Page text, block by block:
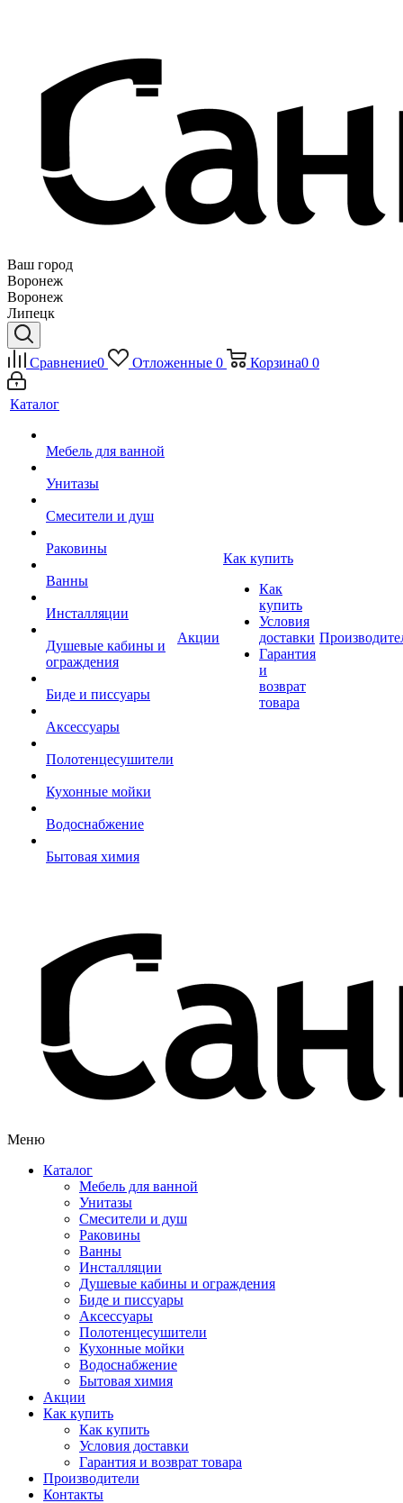
Ваш город
Воронеж
Воронеж
Липецк
Сравнение0 Отложенные 0 Корзина0 0
Каталог
Мебель для ванной
Унитазы
Смесители и душ
Раковины
Ванны
Инсталляции
Душевые кабины и
ограждения
Биде и писсуары
Аксессуары
Полотенцесушители
Кухонные мойки
Водоснабжение
Бытовая химия
Акции
Как купить
Как
купить
Условия
доставки
Гарантия
и
возврат
товара
Меню
Каталог
Мебель для ванной
Унитазы
Смесители и душ
Раковины
Ванны
Инсталляции
Душевые кабины и ограждения
Биде и писсуары
Аксессуары
Полотенцесушители
Кухонные мойки
Водоснабжение
Бытовая химия
Акции
Как купить
Как купить
Условия доставки
Гарантия и возврат товара
Производители
Контакты